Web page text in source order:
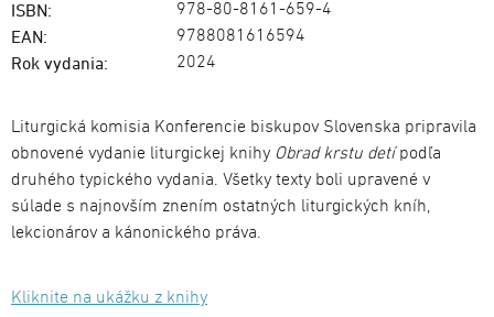
ISBN: 978-80-8161-659-4
EAN: 9788081616594
Rok vydania: 2024
Liturgická komisia Konferencie biskupov Slovenska pripravila
obnovené vydanie liturgickej knihy Obrad krstu detípodľa
druhého typického vydania. Všetky texty boli upravené v
súlade s najnovším znením ostatných liturgických kníh,
lekcionárov a kánonického práva.
Kliknite na ukážku z knihy